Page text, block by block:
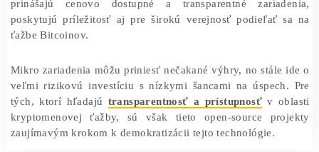
porovnaní s väčšími zariadeniami je veľmi slabá. V
zariadení ako Bitaxe Gamma 601 je
vyrieši blok za deň, iba
z dlhodobého hľadiska neudržateľná, pokiaľ
výrazný nárast ceny Bitcoinu.
Kryptomenová ťažba sa stáva prístupnejšia,